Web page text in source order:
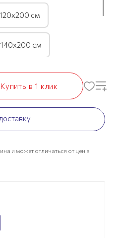
120х200 см
140х200 см
160х200 см
Купить в 1 клик
и может отличаться от цен в